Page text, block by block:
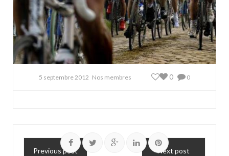
5 septembre 2012 Nos membres 0
0
Previous post Next post